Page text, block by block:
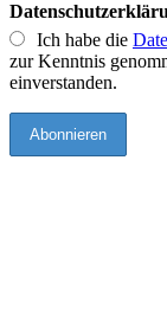
Ich habe die
zur Kenntnis
einverstanden.